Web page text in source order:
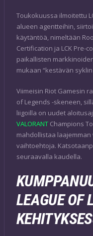
Toukokuussa ilmoitettu
alueen agentteihin,
käytäntöä, nimeltään
Certification ja LCK Pre-
paikallisten
mukaan “kestävän
Viimeisin Riot Gamesin
of Legends -skeneen,
liigoilla on uudet
VALORANT Champions
mahdollistaa
vaihtoehtoja.
seuraavalla kaudella.
LEAGUE OF